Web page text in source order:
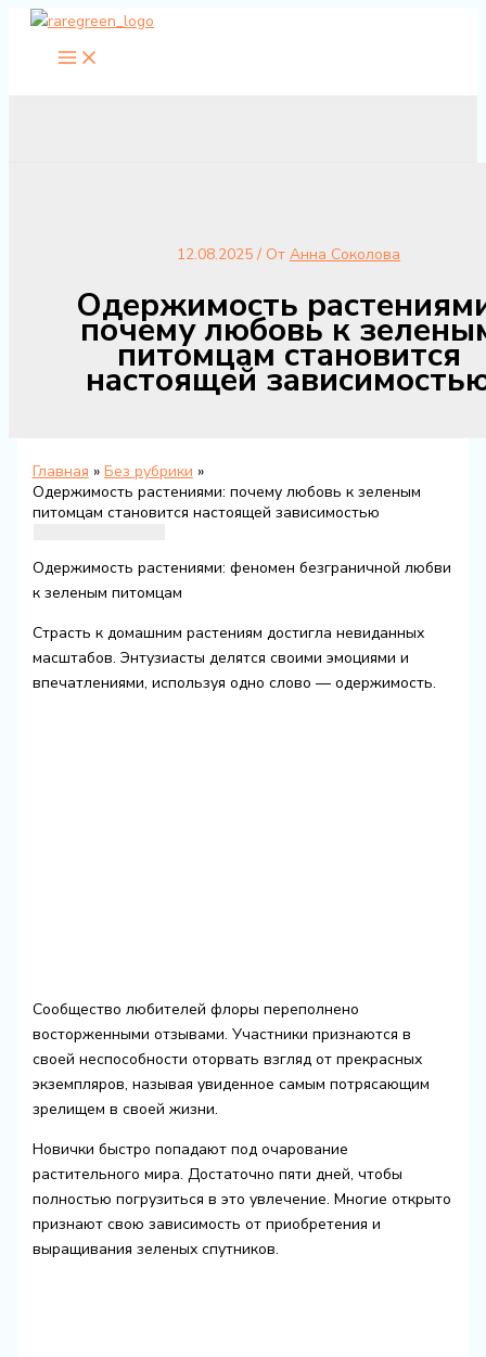
Перейти
содержимому
12.08.2025 / От Анна Соколова
Одержимость
почему любовь к
питомцам становится
настоящей
Главная
Без рубрики
Одержимость растениями: почему любовь к зеленым
питомцам становится настоящей зависимостью
Одержимость растениями: феномен безграничной любви
к зеленым питомцам
Страсть к домашним растениям достигла невиданных
масштабов. Энтузиасты делятся своими эмоциями и
впечатлениями, используя одно слово — одержимость.
Сообщество любителей флоры переполнено
восторженными отзывами. Участники признаются в
своей неспособности оторвать взгляд от прекрасных
экземпляров, называя увиденное самым потрясающим
зрелищем в своей жизни.
Новички быстро попадают под очарование
растительного мира. Достаточно пяти дней, чтобы
полностью погрузиться в это увлечение. Многие открыто
признают свою зависимость от приобретения и
выращивания зеленых спутников.